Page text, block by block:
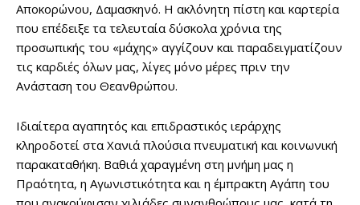
Αποκορώνου, Δαμασκηνό. Η ακλόνητη πίστη και καρτερία
που επέδειξε τα τελευταία δύσκολα χρόνια της
προσωπικής του «μάχης» αγγίζουν και παραδειγματίζουν
τις καρδιές όλων μας, λίγες μόνο μέρες πριν την
Ανάσταση του Θεανθρώπου.
Ιδιαίτερα αγαπητός και επιδραστικός ιεράρχης
κληροδοτεί στα Χανιά πλούσια πνευματική και κοινωνική
παρακαταθήκη. Βαθιά χαραγμένη στη μνήμη μας η
Πραότητα, η Αγωνιστικότητα και η έμπρακτη Αγάπη του